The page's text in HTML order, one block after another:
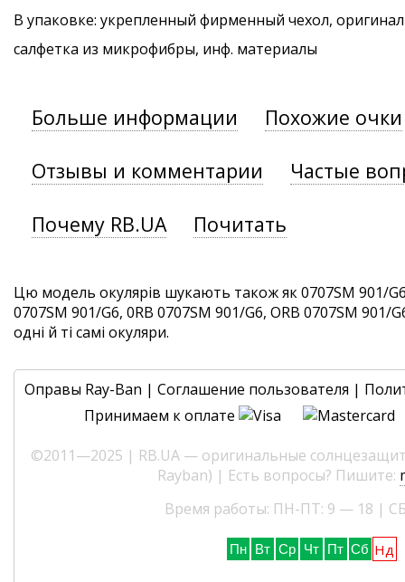
В упаковке: укрепленный фирменный чехол,
салфетка из микрофибры, инф. материалы
Больше информации Похожие очки
Отзывы и комментарии Частые
Почему RB.UA Почитать
Цю модель окулярів шукають також як 0707SM 901/
0707SM 901/G6, 0RB 0707SM 901/G6, ORB 0707SM 901/
одні й ті самі окуляри.
Оправы Ray-Ban | Соглашение пользователя |
Принимаем к оплате
©2011—2025 | RB.UA — оригинальные
Rayban) | Есть вопросы? Пишите:
Время работы: ПН-ПТ: 9 — 18 |
Пн Вт Ср Чт Пт Сб Нд